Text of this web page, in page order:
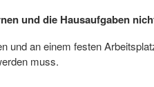
und die Hausaufgaben
und an einem festen
muss.